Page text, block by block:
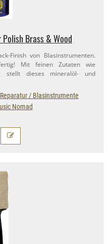
Brass & Wood
​Finish von Blasinstrumenten.
Mit feinen Zutaten wie
stellt dieses mineralöl- und
/ Blasinstrumente
Nomad